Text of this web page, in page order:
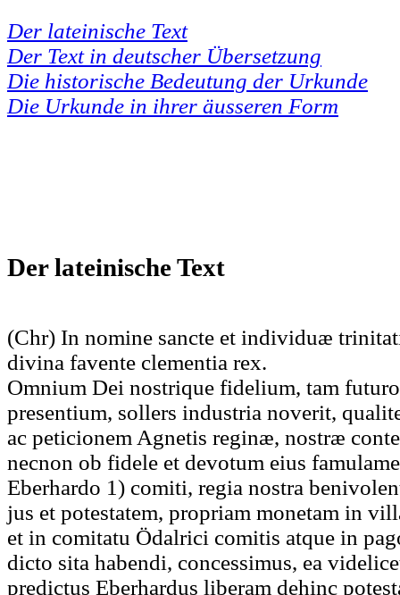
Der lateinische Text
Der Text in deutscher Übersetzung
Die historische Bedeutung der Urkunde
Die Urkunde in ihrer äusseren Form
Der lateinische Text
(Chr) In nomine sancte et individuæ
divina favente clementia rex.
Omnium Dei nostrique fidelium, tam
presentium, sollers industria noverit,
ac peticionem Agnetis reginæ, nostræ
necnon ob fidele et devotum eius
Eberhardo 1) comiti, regia nostra
jus et potestatem, propriam monetam in
et in comitatu Ödalrici comitis atque in
dicto sita habendi, concessimus, ea
predictus Eberhardus liberam dehinc